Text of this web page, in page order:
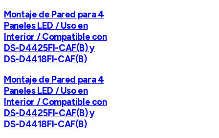
Montaje de Pared para 4
Paneles LED / Uso en
Interior / Compatible con
DS-D4425FI-CAF(B) y
DS-D4418FI-CAF(B)
Montaje de Pared para 4
Paneles LED / Uso en
Interior / Compatible con
DS-D4425FI-CAF(B) y
DS-D4418FI-CAF(B)